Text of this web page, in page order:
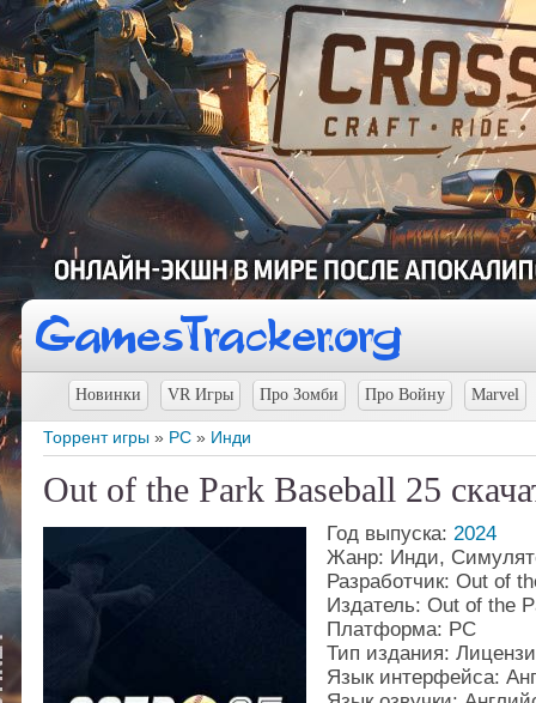
Новинки VR Игры Про Зомби Про Войну Marvel
Торрент игры » PC » Инди
Out of the Park Baseball 25
Год выпуска: 2024
Жанр: Инди,
Разработчик: Out of
Издатель: Out of the
Платформа: PC
Тип издания:
Язык интерфейса: